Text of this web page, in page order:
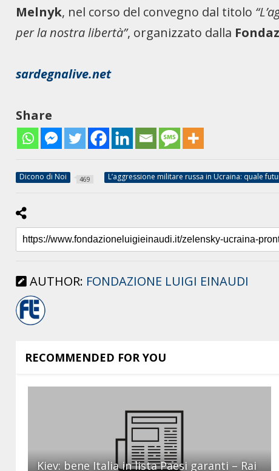
Melnyk, nel corso del convegno dal titolo
per la nostra libertà”, organizzato dalla
sardegnalive.net
Share
Dicono di Noi 469 L’aggressione militare russa in Ucraina: quale
AUTHOR: FONDAZIONE LUIGI EINAUDI
RECOMMENDED FOR YOU
Kiev: bene Italia in lista Paesi garanti – Rai